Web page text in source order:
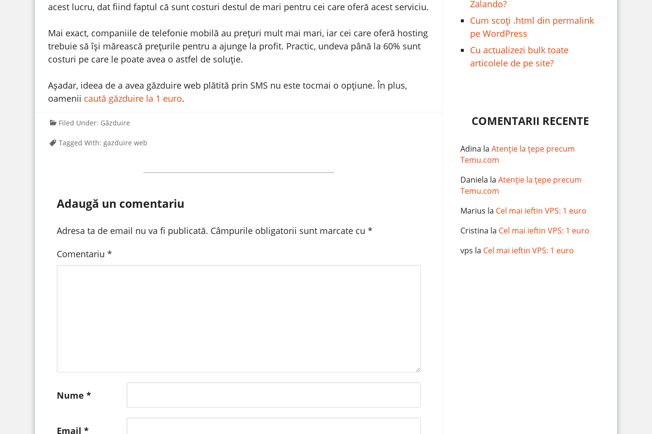
acest lucru, dat fiind faptul că sunt costuri destul de mari pentru cei care oferă acest serviciu.
Mai exact, companiile de telefonie mobilă au prețuri mult mai mari, iar cei care oferă hosting
trebuie să își mărească prețurile pentru a ajunge la profit. Practic, undeva până la 60% sunt
costuri pe care le poate avea o astfel de soluție.
Așadar, ideea de a avea găzduire web plătită prin SMS nu este tocmai o opțiune. În plus,
oamenii caută găzduire la 1 euro.
Filed Under: Găzduire
Tagged With: gazduire web
Adaugă un comentariu
Adresa ta de email nu va fi publicată. Câmpurile obligatorii sunt marcate cu *
Comentariu *
Nume *
Email *
Zalando?
Cum scoți .html din permalink
pe WordPress
Cu actualizezi bulk toate
articolele de pe site?
COMENTARII RECENTE
Adina la Atenție la țepe precum
Temu.com
Daniela la Atenție la țepe precum
Temu.com
Marius la Cel mai ieftin VPS: 1 euro
Cristina la Cel mai ieftin VPS: 1 euro
vps la Cel mai ieftin VPS: 1 euro